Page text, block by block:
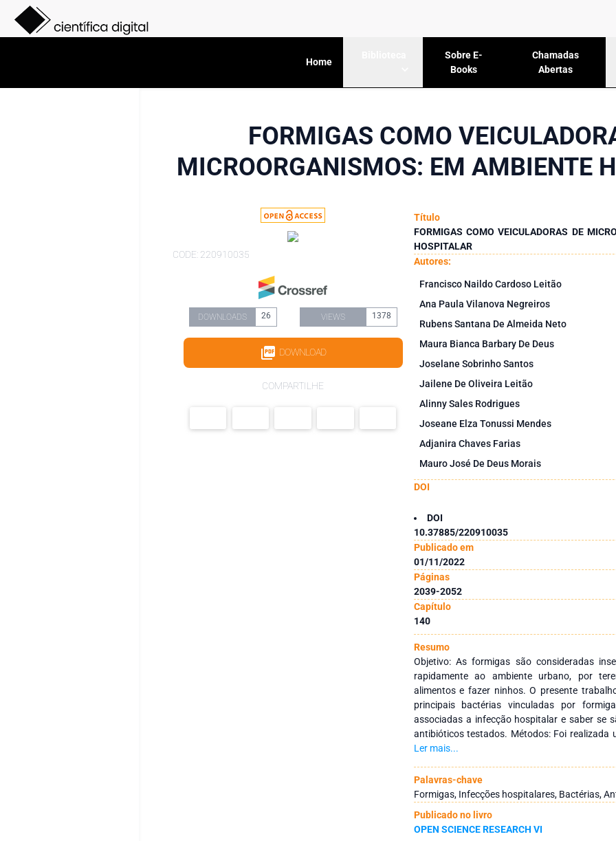
Home
Sobre E-
Books
Chamadas
Abertas
FORMIGAS COMO
MICROORGANISMOS: EM AMBIENTE
CODE: 220910035
DOWNLOADS 26 VIEWS 1378
DOWNLOAD
COMPARTILHE
Título
FORMIGAS COMO VEICULADORAS DE
HOSPITALAR
Autores:
Francisco Naildo Cardoso Leitão
Ana Paula Vilanova Negreiros
Rubens Santana De Almeida Neto
Maura Bianca Barbary De Deus
Joselane Sobrinho Santos
Jailene De Oliveira Leitão
Alinny Sales Rodrigues
Joseane Elza Tonussi Mendes
Adjanira Chaves Farias
Mauro José De Deus Morais
DOI
DOI
10.37885/220910035
Publicado em
01/11/2022
Páginas
2039-2052
Capítulo
140
Resumo
Objetivo: As formigas são consideradas
rapidamente ao ambiente urbano, por
alimentos e fazer ninhos. O presente
principais bactérias vinculadas por
associadas a infecção hospitalar e saber se
antibióticos testados. Métodos: Foi realizada
da temática no Hospital de Urgência e
bactérias foram identificadas no laboratório
do Norte (Uninorte) na cidade de Rio Branco.
colocadas em um meio nutritivo para que
meio foi semeado em meios de cultura e as
identificadas e realizado o antibiograma.
Ler mais...
Palavras-chave
Formigas, Infecções hospitalares, Bactérias,
Publicado no livro
OPEN SCIENCE RESEARCH VI